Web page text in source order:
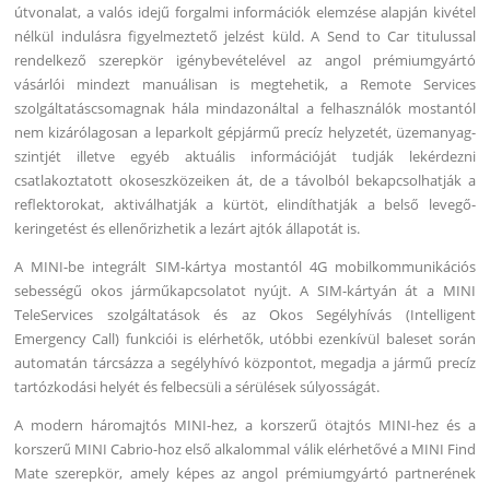
útvonalat, a valós idejű forgalmi információk elemzése alapján kivétel
nélkül indulásra figyelmeztető jelzést küld. A Send to Car titulussal
rendelkező szerepkör igénybevételével az angol prémiumgyártó
vásárlói mindezt manuálisan is megtehetik, a Remote Services
szolgáltatáscsomagnak hála mindazonáltal a felhasználók mostantól
nem kizárólagosan a leparkolt gépjármű precíz helyzetét, üzemanyag-
szintjét illetve egyéb aktuális információját tudják lekérdezni
csatlakoztatott okoseszközeiken át, de a távolból bekapcsolhatják a
reflektorokat, aktiválhatják a kürtöt, elindíthatják a belső levegő-
keringetést és ellenőrizhetik a lezárt ajtók állapotát is.
A MINI-be integrált SIM-kártya mostantól 4G mobilkommunikációs
sebességű okos járműkapcsolatot nyújt. A SIM-kártyán át a MINI
TeleServices szolgáltatások és az Okos Segélyhívás (Intelligent
Emergency Call) funkciói is elérhetők, utóbbi ezenkívül baleset során
automatán tárcsázza a segélyhívó központot, megadja a jármű precíz
tartózkodási helyét és felbecsüli a sérülések súlyosságát.
A modern háromajtós MINI-hez, a korszerű ötajtós MINI-hez és a
korszerű MINI Cabrio-hoz első alkalommal válik elérhetővé a MINI Find
Mate szerepkör, amely képes az angol prémiumgyártó partnerének